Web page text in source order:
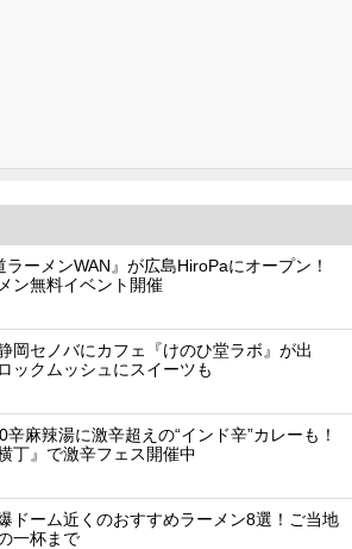
ーメンWAN』が広島HiroPaにオープン！
ン無料イベント開催
岡セノバにカフェ『けのひ堂ラボ』が出
ックムッシュにスイーツも
辛麻辣湯に激辛超えの“インド辛”カレーも！
丁』で激辛フェス開催中
ドーム近くのおすすめラーメン8選！ご当地
一杯まで